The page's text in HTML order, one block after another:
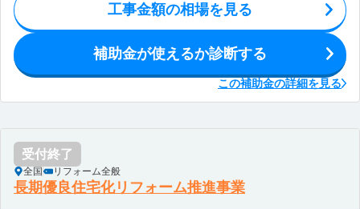
工事金額の相場を見る
補助金が使えるか診断する
この補助金の詳細を見る
受付終了
全国 リフォーム全般
長期優良住宅化リフォーム推進事業